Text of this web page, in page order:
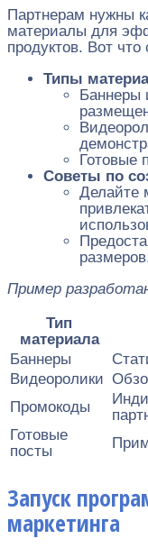
Партнерам нужны
материалы для
продуктов. Вот
Типы
Баннеры
Готовые
Советы по
Делайте
Пример
Тип
материала
Баннеры
Видеоролики
Промокоды
Готовые
посты
Запуск
маркетинга